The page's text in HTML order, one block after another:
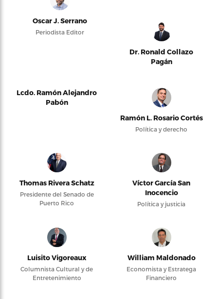
Oscar J. Serrano
Periodista Editor
Dr. Ronald Collazo
Pagán
Lcdo. Ramón Alejandro
Pabón
Ramón L. Rosario Cortés
Política y derecho
Thomas Rivera Schatz
Presidente del Senado de
Puerto Rico
Víctor García San
Inocencio
Política y justicia
Luisito Vigoreaux
Columnista Cultural y de
Entretenimiento
William Maldonado
Economista y Estratega
Financiero